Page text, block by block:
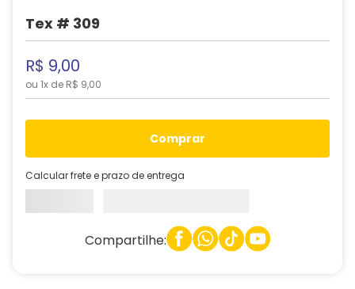
Tex # 309
R$ 9,00
ou 1x de R$ 9,00
comprar
Calcular frete e prazo de entrega
Compartilhe: